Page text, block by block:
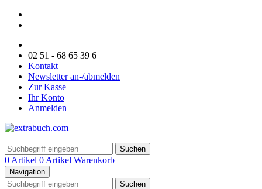
02 51 - 68 65 39 6
Kontakt
Newsletter an-/abmelden
Zur Kasse
Ihr Konto
Anmelden
Suchen
0 Artikel 0 Artikel Warenkorb
Navigation
Suchen